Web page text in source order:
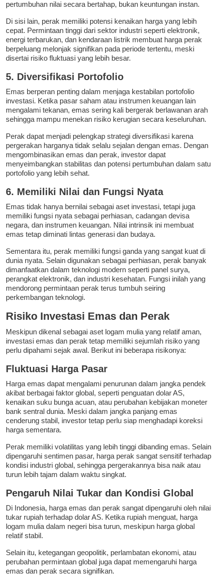
pertumbuhan nilai secara bertahap, bukan keuntungan instan.
Di sisi lain, perak memiliki potensi kenaikan harga yang lebih
cepat. Permintaan tinggi dari sektor industri seperti elektronik,
energi terbarukan, dan kendaraan listrik membuat harga perak
berpeluang melonjak signifikan pada periode tertentu, meski
disertai risiko fluktuasi yang lebih besar.
5. Diversifikasi Portofolio
Emas berperan penting dalam menjaga kestabilan portofolio
investasi. Ketika pasar saham atau instrumen keuangan lain
mengalami tekanan, emas sering kali bergerak berlawanan arah
sehingga mampu menekan risiko kerugian secara keseluruhan.
Perak dapat menjadi pelengkap strategi diversifikasi karena
pergerakan harganya tidak selalu sejalan dengan emas. Dengan
mengombinasikan emas dan perak, investor dapat
menyeimbangkan stabilitas dan potensi pertumbuhan dalam satu
portofolio yang lebih sehat.
6. Memiliki Nilai dan Fungsi Nyata
Emas tidak hanya bernilai sebagai aset investasi, tetapi juga
memiliki fungsi nyata sebagai perhiasan, cadangan devisa
negara, dan instrumen keuangan. Nilai intrinsik ini membuat
emas tetap diminati lintas generasi dan budaya.
Sementara itu, perak memiliki fungsi ganda yang sangat kuat di
dunia nyata. Selain digunakan sebagai perhiasan, perak banyak
dimanfaatkan dalam teknologi modern seperti panel surya,
perangkat elektronik, dan industri kesehatan. Fungsi inilah yang
mendorong permintaan perak terus tumbuh seiring
perkembangan teknologi.
Risiko Investasi Emas dan Perak
Meskipun dikenal sebagai aset logam mulia yang relatif aman,
investasi emas dan perak tetap memiliki sejumlah risiko yang
perlu dipahami sejak awal. Berikut ini beberapa risikonya:
Fluktuasi Harga Pasar
Harga emas dapat mengalami penurunan dalam jangka pendek
akibat berbagai faktor global, seperti penguatan dolar AS,
kenaikan suku bunga acuan, atau perubahan kebijakan moneter
bank sentral dunia. Meski dalam jangka panjang emas
cenderung stabil, investor tetap perlu siap menghadapi koreksi
harga sementara.
Perak memiliki volatilitas yang lebih tinggi dibanding emas. Selain
dipengaruhi sentimen pasar, harga perak sangat sensitif terhadap
kondisi industri global, sehingga pergerakannya bisa naik atau
turun lebih tajam dalam waktu singkat.
Pengaruh Nilai Tukar dan Kondisi Global
Di Indonesia, harga emas dan perak sangat dipengaruhi oleh nilai
tukar rupiah terhadap dolar AS. Ketika rupiah menguat, harga
logam mulia dalam negeri bisa turun, meskipun harga global
relatif stabil.
Selain itu, ketegangan geopolitik, perlambatan ekonomi, atau
perubahan permintaan global juga dapat memengaruhi harga
emas dan perak secara signifikan.